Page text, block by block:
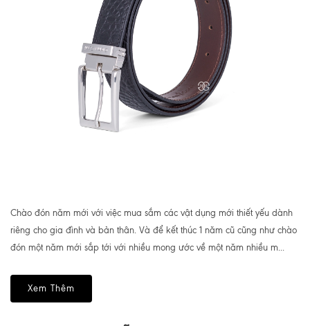
Chào đón năm mới với việc mua sắm các vật dụng mới thiết yếu dành
riêng cho gia đình và bản thân. Và để kết thúc 1 năm cũ cũng như chào
đón một năm mới sắp tới với nhiều mong ước về một năm nhiều m...
Xem Thêm